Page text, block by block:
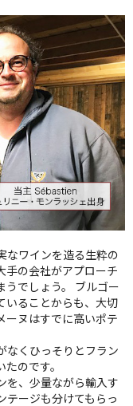
なワインを造る生粋の
手の会社がアプローチ
うでしょう。 ブルゴー
いることからも、大切
ーヌはすでに高いポテ
なくひっそりとフラン
のです。
を、少量ながら輸入す
テージも分けてもらっ